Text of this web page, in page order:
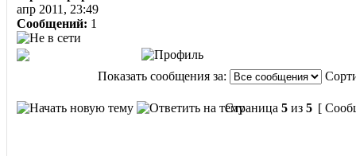
апр 2011, 23:49
Сообщений: 1
Показать сообщения за:
Страница 5 из 5 [